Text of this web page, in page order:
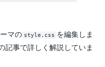
マの style.css を編集しま
記事で詳しく解説していま